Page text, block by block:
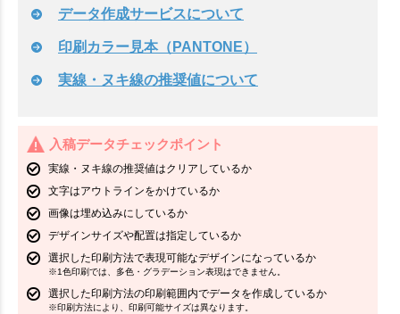
データ作成サービスについて
印刷カラー見本（PANTONE）
実線・ヌキ線の推奨値について
入稿データチェックポイント
実線・ヌキ線の推奨値はクリアしているか
文字はアウトラインをかけているか
画像は埋め込みにしているか
デザインサイズや配置は指定しているか
選択した印刷方法で表現可能なデザインになっているか
※1色印刷では、多色・グラデーション表現はできません。
選択した印刷方法の印刷範囲内でデータを作成しているか
※印刷方法により、印刷可能サイズは異なります。